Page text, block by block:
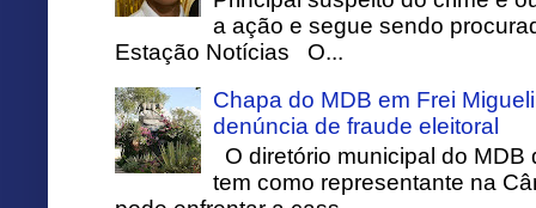
a ação e segue sendo
Estação Notícias O...
Chapa do MDB em Frei
denúncia de fraude eleitoral
O diretório municipal do
tem como representante na